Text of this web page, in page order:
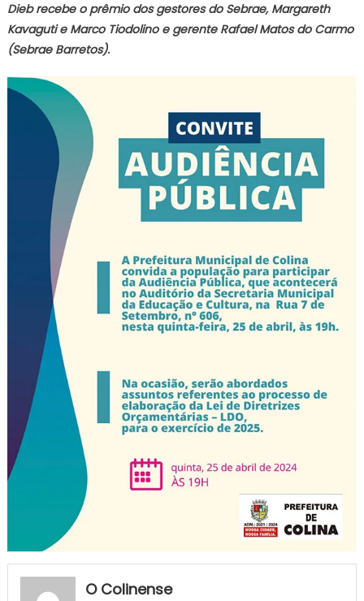
Dieb recebe o prêmio dos gestores do Sebrae, Margareth
Kavaguti e Marco Tiodolino e gerente Rafael Matos do Carmo
(Sebrae Barretos).
O Colinense